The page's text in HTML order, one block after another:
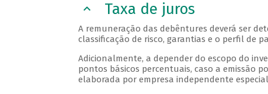
Taxa de juros
A remuneração das debêntures deverá ser
classificação de risco, garantias e o perfil de
Adicionalmente, a depender do escopo do
pontos básicos percentuais, caso a emissão
elaborada por empresa independente